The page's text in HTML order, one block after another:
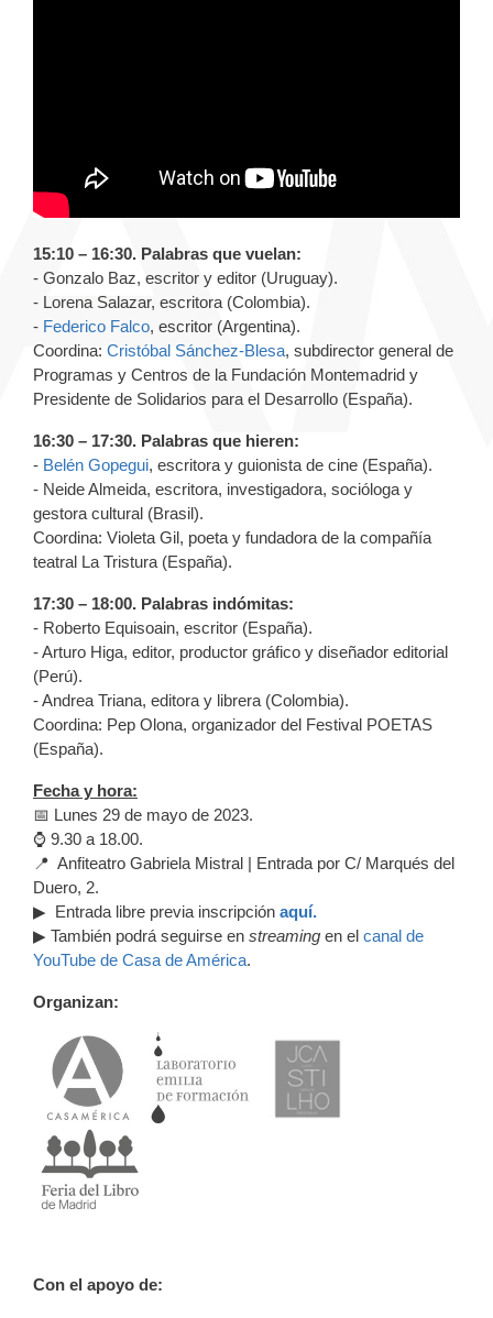
15:10 – 16:30. Palabras que vuelan:
- Gonzalo Baz, escritor y editor (Uruguay).
- Lorena Salazar, escritora (Colombia).
- Federico Falco, escritor (Argentina).
Coordina: Cristóbal Sánchez-Blesa, subdirector general de
Programas y Centros de la Fundación Montemadrid y
Presidente de Solidarios para el Desarrollo (España).
16:30 – 17:30. Palabras que hieren:
- Belén Gopegui, escritora y guionista de cine (España).
- Neide Almeida, escritora, investigadora, socióloga y
gestora cultural (Brasil).
Coordina: Violeta Gil, poeta y fundadora de la compañía
teatral La Tristura (España).
17:30 – 18:00. Palabras indómitas:
- Roberto Equisoain, escritor (España).
- Arturo Higa, editor, productor gráfico y diseñador editorial
(Perú).
- Andrea Triana, editora y librera (Colombia).
Coordina: Pep Olona, organizador del Festival POETAS
(España).
Fecha y hora:
📅 Lunes 29 de mayo de 2023.
⌚ 9.30 a 18.00.
📍 Anfiteatro Gabriela Mistral | Entrada por C/ Marqués del
Duero, 2.
▶ Entrada libre previa inscripción aquí.
▶ También podrá seguirse en streaming en el canal de
YouTube de Casa de América.
Organizan:
Con el apoyo de: